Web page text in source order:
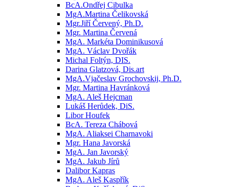
BcA.Ondřej Cibulka
MgA.Martina Čelikovská
Mgr.Jiří Červený, Ph.D.
Mgr. Martina Červená
MgA. Markéta Dominikusová
MgA. Václav Dvořák
Michal Foltýn, DIS.
Darina Glatzová, Dis.art
MgA.Vjačeslav Grochovskij, Ph.D.
Mgr. Martina Havránková
MgA. Aleš Hejcman
Lukáš Herůdek, DiS.
Libor Houfek
BcA. Tereza Chábová
MgA. Aliaksei Charnavoki
Mgr. Hana Javorská
MgA. Jan Javorský
MgA. Jakub Jírů
Dalibor Kapras
MgA. Aleš Kaspřík